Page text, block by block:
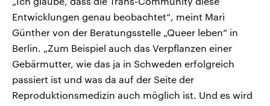
Entwicklungen genau beobachtet“, meint Mari
Günther von der Beratungsstelle „Queer leben“ in
Berlin. „Zum Beispiel auch das Verpflanzen einer
Gebärmutter, wie das ja in Schweden erfolgreich
passiert ist und was da auf der Seite der
Reproduktionsmedizin auch möglich ist. Und es wird